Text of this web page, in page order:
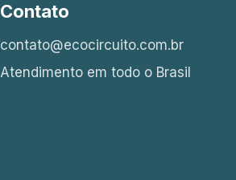
Contato
contato@ecocircuito.com.br
Atendimento em todo o Brasil